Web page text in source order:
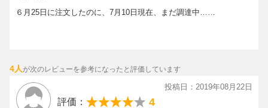
私の運動らしい運動といえば、1~2週間に1度程度の趣味のテニ
は、
私はメタボと糖尿病が発覚した52歳で糖質制限を始めましたが、
６月25日に注文したのに、7月10日現在、まだ調達中……
4人が次のレビューを参考になったと評価しています
投稿日：2019年08月22日
評価： 4